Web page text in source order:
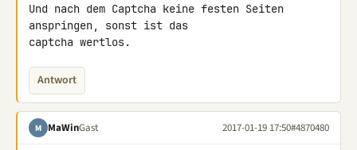
Und nach dem Captcha keine festen Seiten
anspringen, sonst ist das
captcha wertlos.
Antwort
M MaWinGast 2017-01-19 17:50#4870480